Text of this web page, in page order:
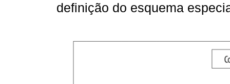
definição do esquema